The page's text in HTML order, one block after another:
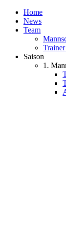
Home
News
Team
Saison
1.